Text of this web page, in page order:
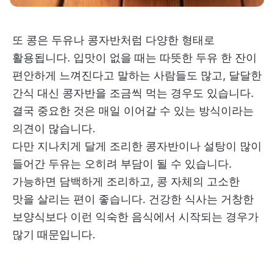
또 콩은 두유나 콩자반처럼 다양한 형태로
활용됩니다. 입맛이 없을 때는 따뜻한 두유 한 잔이
편안하게 느껴진다고 말하는 사람들도 많고, 달달한
간식 대신 콩자반을 조금씩 먹는 경우도 있습니다.
결국 중요한 것은 매일 이어갈 수 있는 방식이라는
의견이 많습니다.
다만 지나치게 달게 조리한 콩자반이나 설탕이 많이
들어간 두유는 오히려 부담이 될 수 있습니다.
가능하면 담백하게 조리하고, 콩 자체의 고소한
맛을 살리는 편이 좋습니다. 건강한 식사는 거창한
보양식보다 이런 익숙한 음식에서 시작되는 경우가
많기 때문입니다.